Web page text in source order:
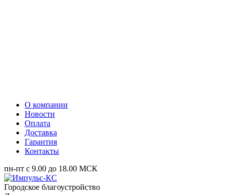
О компании
Новости
Оплата
Доставка
Гарантия
Контакты
пн-пт с 9.00 до 18.00 МСК
Городское благоустройство